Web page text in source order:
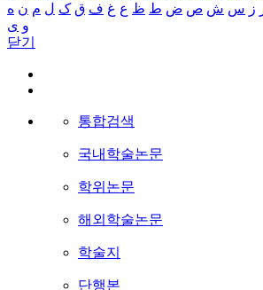
ز س ش ص ض ط ظ ع غ ف ق ک ل م ن ه
و ی
닫기
통합검색
국내학술논문
학위논문
해외학술논문
학술지
단행본